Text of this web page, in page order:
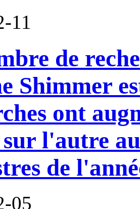
11
de
Shimmer
ont
sur l'autre
de
05